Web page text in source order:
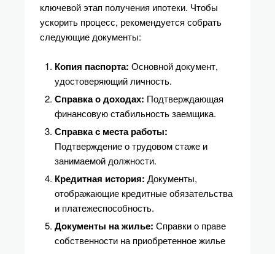
ключевой этап получения ипотеки. Чтобы
ускорить процесс, рекомендуется собрать
следующие документы:
Копия паспорта: Основной документ,
удостоверяющий личность.
Справка о доходах: Подтверждающая
финансовую стабильность заемщика.
Справка с места работы:
Подтверждение о трудовом стаже и
занимаемой должности.
Кредитная история: Документы,
отображающие кредитные обязательства
и платежеспособность.
Документы на жилье: Справки о праве
собственности на приобретенное жилье